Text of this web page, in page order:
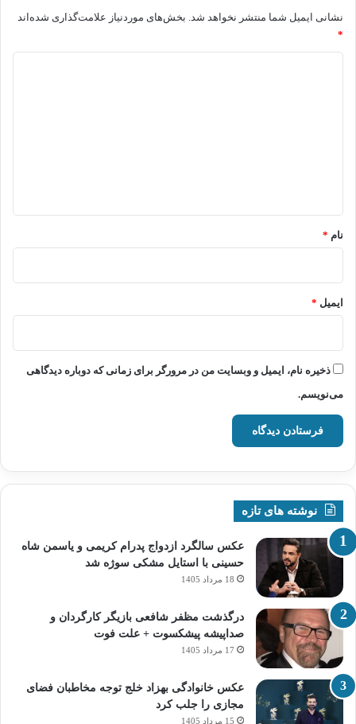
نشانی ایمیل شما منتشر نخواهد شد. بخش‌های موردنیاز علامت‌گذاری شده‌اند
*
نام *
ایمیل *
ذخیره نام، ایمیل و وبسایت من در مرورگر برای زمانی که دوباره دیدگاهی
می‌نویسم.
نوشته های تازه
عکس سالگرد ازدواج پدرام کریمی و یاسمن شاه‌
حسینی با استایل مشکی سوژه شد
18 مرداد 1405
درگذشت مظفر شافعی بازیگر کارگردان و
صداپیشه پیشکسوت + علت فوت
17 مرداد 1405
عکس خانوادگی بهزاد خلج توجه مخاطبان فضای
مجازی را جلب کرد
15 مرداد 1405